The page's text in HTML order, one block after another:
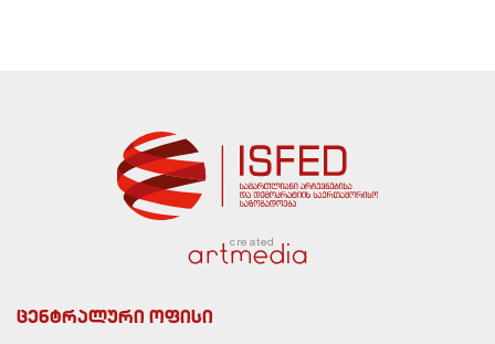
created
ცენტრალური ოფისი